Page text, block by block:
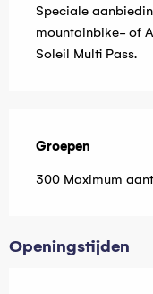
Speciale
mountainbike- of
Soleil Multi Pass.
Groepen
Groepen
300 Maximum
Openingstijden